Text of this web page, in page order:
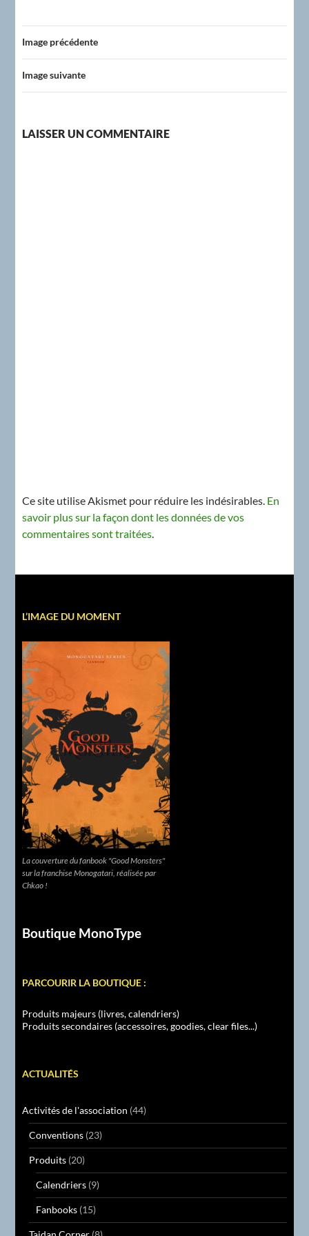
Image précédente
Image suivante
LAISSER UN COMMENTAIRE
Ce site utilise Akismet pour réduire les indésirables. En
savoir plus sur la façon dont les données de vos
commentaires sont traitées.
L’IMAGE DU MOMENT
La couverture du fanbook "Good Monsters"
sur la franchise Monogatari, réalisée par
Chkao !
Boutique MonoType
PARCOURIR LA BOUTIQUE :
Produits majeurs (livres, calendriers)
Produits secondaires (accessoires, goodies, clear files...)
ACTUALITÉS
Activités de l'association (44)
Conventions (23)
Produits (20)
Calendriers (9)
Fanbooks (15)